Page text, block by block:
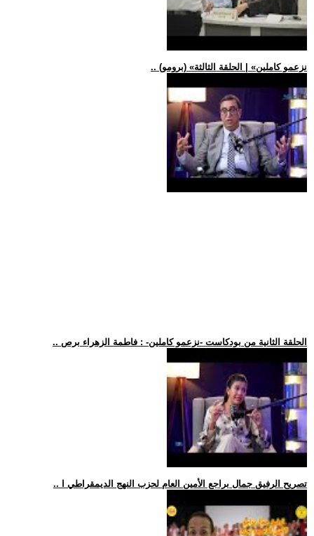
.. (برومو) «نزعمو كاملين» | الحلقة الثالثة
.. الحلقة الثانية من بودكاست -نزعمو كاملين- : فاطمة الزهراء برص
.. تصريح الرفيق جمال براجع الأمين العام لحزب النهج الديمقراطي ا